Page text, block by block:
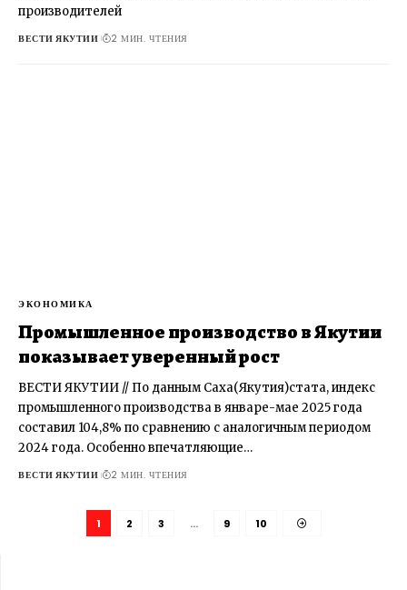
производителей
ВЕСТИ ЯКУТИИ 2 МИН. ЧТЕНИЯ
ЭКОНОМИКА
Промышленное производство в Якутии
показывает уверенный рост
ВЕСТИ ЯКУТИИ // По данным Саха(Якутия)стата, индекс
промышленного производства в январе-мае 2025 года
составил 104,8% по сравнению с аналогичным периодом
2024 года. Особенно впечатляющие…
ВЕСТИ ЯКУТИИ 2 МИН. ЧТЕНИЯ
1 2 3 … 9 10